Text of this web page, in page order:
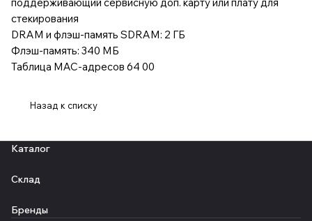
стекирования
DRAM и флэш-память SDRAM: 2 ГБ
Флэш-память: 340 МБ
Таблица MAC-адресов 64 00
Назад к списку
Каталог
Склад
Бренды